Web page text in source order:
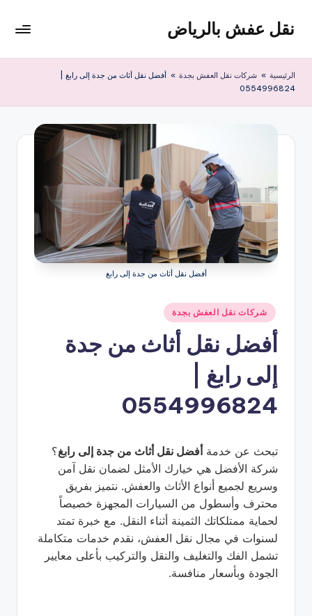
التجاوز
المحتوى
نقل عفش بالرياض
عفش
ريال
الرئيسية » شركات نقل العفش بجدة » أفضل نقل أثاث من جدة إلى رابغ |
0554996824
أفضل نقل أثاث من جدة إلى رابغ
نُشر
في
شركات نقل العفش بجدة
أفضل نقل أثاث من جدة
إلى رابغ |
0554996824
تبحث عن خدمة أفضل نقل أثاث من جدة إلى رابغ؟
شركة الأفضل هي خيارك الأمثل لضمان نقل آمن
وسريع لجميع أنواع الأثاث والعفش. نتميز بفريق
محترف وأسطول من السيارات المجهزة خصيصاً
لحماية ممتلكاتك الثمينة أثناء النقل. مع خبرة تمتد
لسنوات في مجال نقل العفش، نقدم خدمات متكاملة
تشمل الفك والتغليف والنقل والتركيب بأعلى معايير
الجودة وبأسعار منافسة.